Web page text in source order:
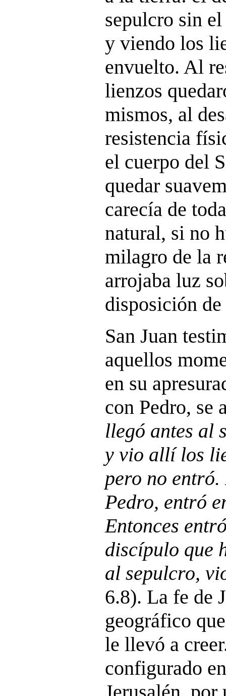
sepulcro sin
y viendo los
envuelto. Al
lienzos
mismos, al
resistencia
el cuerpo del
quedar
carecía de
natural, si no
milagro de la
arrojaba luz
disposición
San Juan
aquellos
en su
con Pedro, se
llegó antes al
y vio allí los
pero no
Pedro, entró
Entonces
discípulo que
al sepulcro,
6.8). La fe de
geográfico
le llevó a
configurado